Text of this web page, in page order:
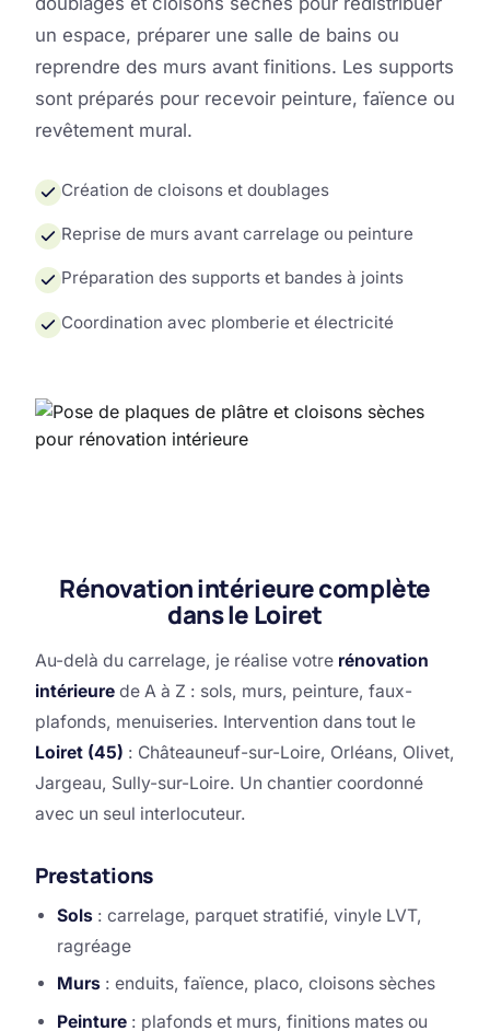
un espace, préparer une salle de bains ou
reprendre des murs avant finitions. Les supports
sont préparés pour recevoir peinture, faïence ou
revêtement mural.
Création de cloisons et doublages
Reprise de murs avant carrelage ou peinture
Préparation des supports et bandes à joints
Coordination avec plomberie et électricité
Rénovation intérieure complète
dans le Loiret
Au-delà du carrelage, je réalise votre rénovation
intérieure de A à Z : sols, murs, peinture, faux-
plafonds, menuiseries. Intervention dans tout le
Loiret (45) : Châteauneuf-sur-Loire, Orléans, Olivet,
Jargeau, Sully-sur-Loire. Un chantier coordonné
avec un seul interlocuteur.
Prestations
Sols : carrelage, parquet stratifié, vinyle LVT,
ragréage
Murs : enduits, faïence, placo, cloisons sèches
Peinture : plafonds et murs, finitions mates ou